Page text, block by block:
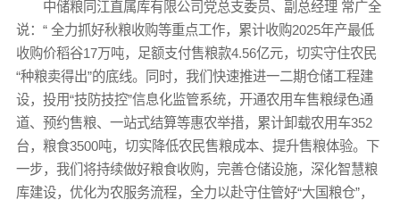
中储粮同江直属库有限公司党总支委员、副总经理 常广全
说：“ 全力抓好秋粮收购等重点工作，累计收购2025年产最低
收购价稻谷17万吨，足额支付售粮款4.56亿元，切实守住农民
“种粮卖得出”的底线。同时，我们快速推进一二期仓储工程建
设，投用“技防技控”信息化监管系统，开通农用车售粮绿色通
道、预约售粮、一站式结算等惠农举措，累计卸载农用车352
台，粮食3500吨，切实降低农民售粮成本、提升售粮体验。下
一步，我们将持续做好粮食收购，完善仓储设施，深化智慧粮
库建设，优化为农服务流程，全力以赴守住管好“大国粮仓”，